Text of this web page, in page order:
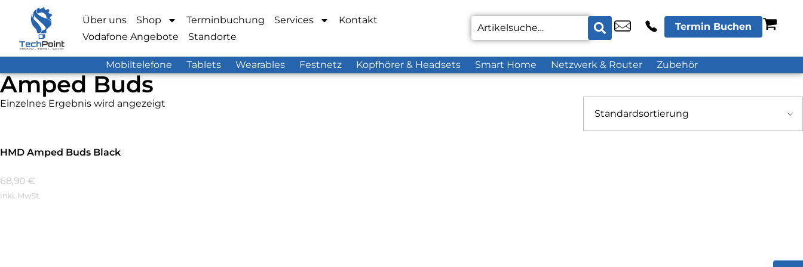
Über uns Shop Terminbuchung Services
Kontakt
Vodafone Angebote
Standorte
Termin Buchen
Mobiltelefone Tablets Wearables Festnetz Kopfhörer & Headsets Smart Home Netzwerk & Router Zubehör
Amped Buds
Einzelnes Ergebnis wird angezeigt
HMD Amped Buds Black
68,90 €
inkl. MwSt.